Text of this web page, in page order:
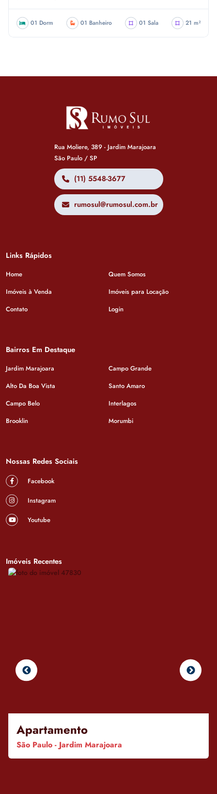
01 Dorm 01 Banheiro 01 Sala 21 m²
Rua Moliere, 389 - Jardim Marajoara
São Paulo / SP
(11) 5548-3677
rumosul@rumosul.com.br
Links Rápidos
Home
Quem Somos
Imóveis à Venda
Imóveis para Locação
Contato
Login
Bairros Em Destaque
Jardim Marajoara
Campo Grande
Alto Da Boa Vista
Santo Amaro
Campo Belo
Interlagos
Brooklin
Morumbi
Nossas Redes Sociais
Facebook
Instagram
Youtube
Imóveis Recentes
Apartamento
São Paulo - Jardim Marajoara